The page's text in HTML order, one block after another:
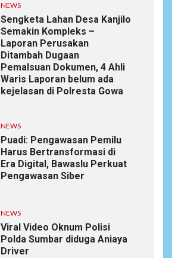
NEWS
Sengketa Lahan Desa Kanjilo
Semakin Kompleks –
Laporan Perusakan
Ditambah Dugaan
Pemalsuan Dokumen, 4 Ahli
Waris Laporan belum ada
kejelasan di Polresta Gowa
NEWS
Puadi: Pengawasan Pemilu
Harus Bertransformasi di
Era Digital, Bawaslu Perkuat
Pengawasan Siber
NEWS
Viral Video Oknum Polisi
Polda Sumbar diduga Aniaya
Driver